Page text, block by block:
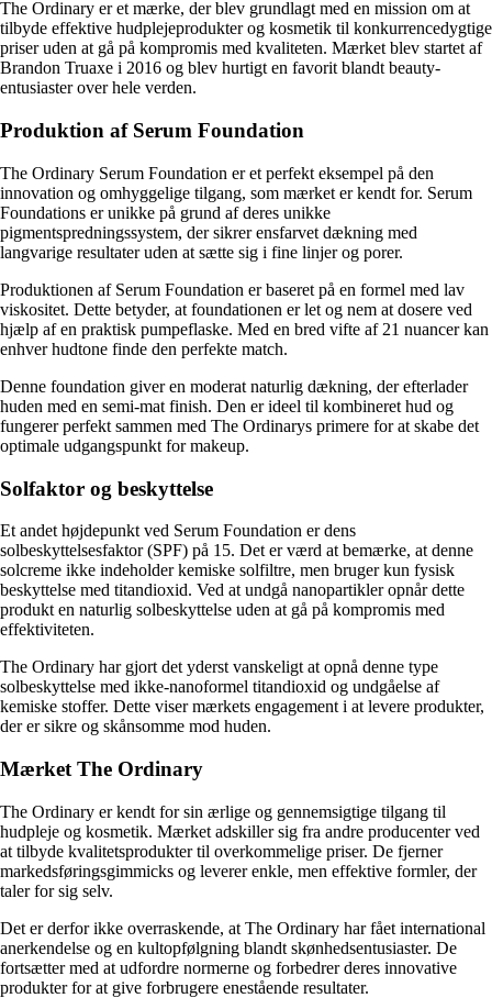
The Ordinary er et mærke, der blev grundlagt med en mission om at
tilbyde effektive hudplejeprodukter og kosmetik til konkurrencedygtige
priser uden at gå på kompromis med kvaliteten. Mærket blev startet af
Brandon Truaxe i 2016 og blev hurtigt en favorit blandt beauty-
entusiaster over hele verden.
Produktion af Serum Foundation
The Ordinary Serum Foundation er et perfekt eksempel på den
innovation og omhyggelige tilgang, som mærket er kendt for. Serum
Foundations er unikke på grund af deres unikke
pigmentspredningssystem, der sikrer ensfarvet dækning med
langvarige resultater uden at sætte sig i fine linjer og porer.
Produktionen af Serum Foundation er baseret på en formel med lav
viskositet. Dette betyder, at foundationen er let og nem at dosere ved
hjælp af en praktisk pumpeflaske. Med en bred vifte af 21 nuancer kan
enhver hudtone finde den perfekte match.
Denne foundation giver en moderat naturlig dækning, der efterlader
huden med en semi-mat finish. Den er ideel til kombineret hud og
fungerer perfekt sammen med The Ordinarys primere for at skabe det
optimale udgangspunkt for makeup.
Solfaktor og beskyttelse
Et andet højdepunkt ved Serum Foundation er dens
solbeskyttelsesfaktor (SPF) på 15. Det er værd at bemærke, at denne
solcreme ikke indeholder kemiske solfiltre, men bruger kun fysisk
beskyttelse med titandioxid. Ved at undgå nanopartikler opnår dette
produkt en naturlig solbeskyttelse uden at gå på kompromis med
effektiviteten.
The Ordinary har gjort det yderst vanskeligt at opnå denne type
solbeskyttelse med ikke-nanoformel titandioxid og undgåelse af
kemiske stoffer. Dette viser mærkets engagement i at levere produkter,
der er sikre og skånsomme mod huden.
Mærket The Ordinary
The Ordinary er kendt for sin ærlige og gennemsigtige tilgang til
hudpleje og kosmetik. Mærket adskiller sig fra andre producenter ved
at tilbyde kvalitetsprodukter til overkommelige priser. De fjerner
markedsføringsgimmicks og leverer enkle, men effektive formler, der
taler for sig selv.
Det er derfor ikke overraskende, at The Ordinary har fået international
anerkendelse og en kultopfølgning blandt skønhedsentusiaster. De
fortsætter med at udfordre normerne og forbedrer deres innovative
produkter for at give forbrugere enestående resultater.